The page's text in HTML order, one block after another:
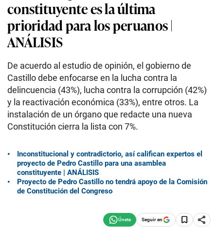
constituyente es la última
prioridad para los peruanos |
ANÁLISIS
De acuerdo al estudio de opinión, el gobierno de
Castillo debe enfocarse en la lucha contra la
delincuencia (43%), lucha contra la corrupción (42%)
y la reactivación económica (33%), entre otros. La
instalación de un órgano que redacte una nueva
Constitución cierra la lista con 7%.
Inconstitucional y contradictorio, así califican expertos el
proyecto de Pedro Castillo para una asamblea
constituyente | ANÁLISIS
Proyecto de Pedro Castillo no tendrá apoyo de la Comisión
de Constitución del Congreso
Seguir en